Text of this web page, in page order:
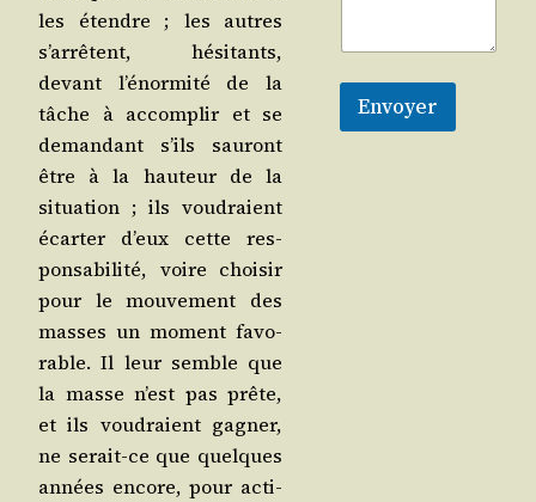
les étendre ; les autres
s’ar­rêtent, hési­tants,
devant l’é­nor­mi­té de la
tâche à accom­plir et se
deman­dant s’ils sau­ront
être à la hau­teur de la
situa­tion ; ils vou­draient
écar­ter d’eux cette res­
pon­sa­bi­li­té, voire choi­sir
pour le mou­ve­ment des
masses un moment favo­
rable. Il leur semble que
la masse n’est pas prête,
et ils vou­draient gagner,
ne serait-ce que quelques
années encore, pour acti­
Envoyer